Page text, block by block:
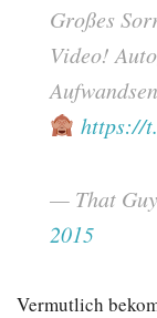
Großes
Video!
https://
— That
2015
Vermutlich